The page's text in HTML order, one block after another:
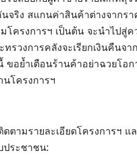
จริง สแกนค่าสินค้าต่างจากร
โครงการฯ เป็นต้น จะนำไปสู่
ทรวงการคลังจะเรียกเงินคืน
ขอย้ำเตือนร้านค้าอย่าฉวยโอ
นโครงการฯ
ดตามรายละเอียดโครงการฯ
ประชาชน: